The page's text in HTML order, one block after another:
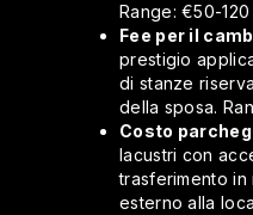
Range: €50-
Fee per il
prestigio
di stanze
della sposa.
Costo
lacustri con
trasferimento
esterno alla